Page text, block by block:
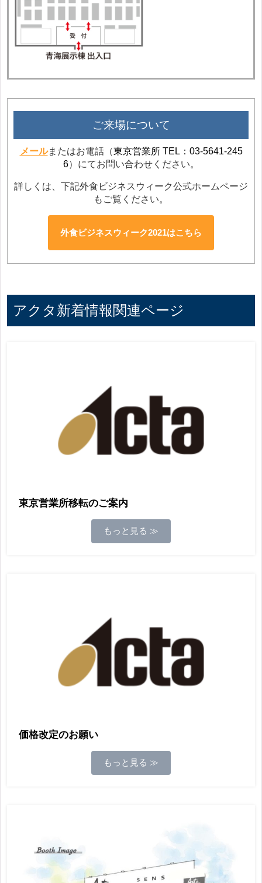
ご来場について
メールまたはお電話（東京営業所 TEL：03-5641-245
6）にてお問い合わせください。
詳しくは、下記外食ビジネスウィーク公式ホームページ
もご覧ください。
外食ビジネスウィーク2021はこちら
アクタ新着情報関連ページ
東京営業所移転のご案内
もっと見る ≫
価格改定のお願い
もっと見る ≫